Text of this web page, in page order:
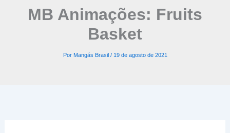
MB Animações: Fruits
Basket
Por Mangás Brasil / 19 de agosto de 2021